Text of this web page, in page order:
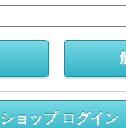
ショップ ログイン